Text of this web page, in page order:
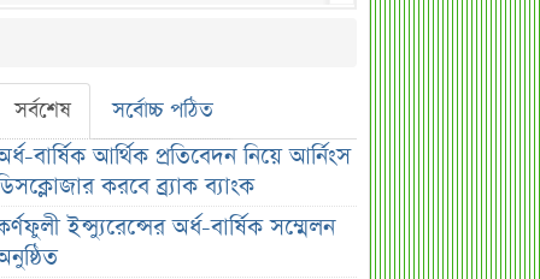
সর্বশেষ সর্বোচ্চ পঠিত
বার্ষিক আর্থিক প্রতিবেদন নিয়ে আর্নিংস
করবে ব্র্যাক ব্যাংক
ইন্স্যুরেন্সের অর্ধ-বার্ষিক সম্মেলন